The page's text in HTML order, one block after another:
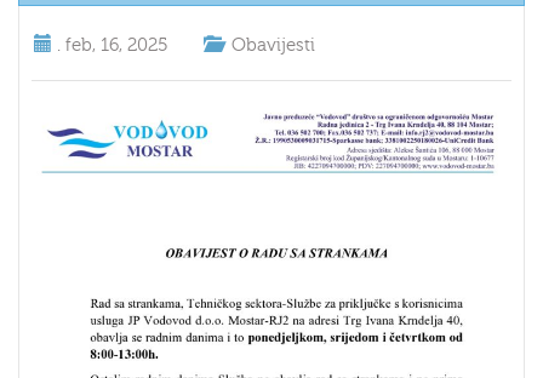
. feb, 16, 2025 Obavijesti